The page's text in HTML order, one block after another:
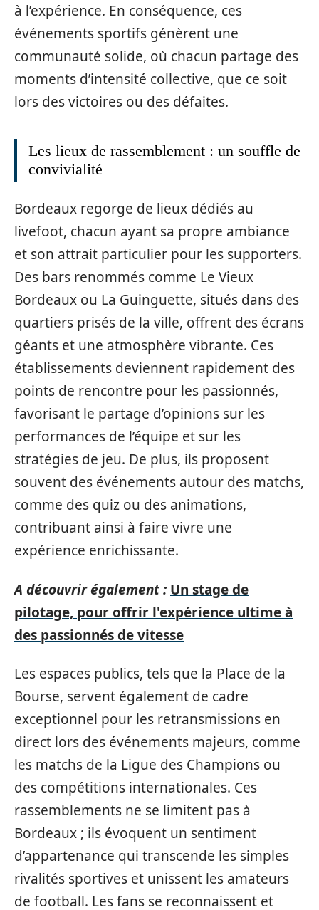
à l’expérience. En conséquence, ces
événements sportifs génèrent une
communauté solide, où chacun partage des
moments d’intensité collective, que ce soit
lors des victoires ou des défaites.
Les lieux de rassemblement : un souffle de
convivialité
Bordeaux regorge de lieux dédiés au
livefoot, chacun ayant sa propre ambiance
et son attrait particulier pour les supporters.
Des bars renommés comme Le Vieux
Bordeaux ou La Guinguette, situés dans des
quartiers prisés de la ville, offrent des écrans
géants et une atmosphère vibrante. Ces
établissements deviennent rapidement des
points de rencontre pour les passionnés,
favorisant le partage d’opinions sur les
performances de l’équipe et sur les
stratégies de jeu. De plus, ils proposent
souvent des événements autour des matchs,
comme des quiz ou des animations,
contribuant ainsi à faire vivre une
expérience enrichissante.
A découvrir également : Un stage de
pilotage, pour offrir l'expérience ultime à
des passionnés de vitesse
Les espaces publics, tels que la Place de la
Bourse, servent également de cadre
exceptionnel pour les retransmissions en
direct lors des événements majeurs, comme
les matchs de la Ligue des Champions ou
des compétitions internationales. Ces
rassemblements ne se limitent pas à
Bordeaux ; ils évoquent un sentiment
d’appartenance qui transcende les simples
rivalités sportives et unissent les amateurs
de football. Les fans se reconnaissent et